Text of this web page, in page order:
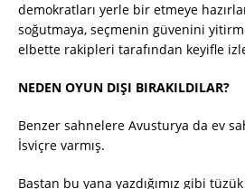
demokratları yerle bir etmeye
soğutmaya, seçmenin güvenini
elbette rakipleri tarafından keyifle
NEDEN OYUN DIŞI BIRAKILDILAR?
Benzer sahnelere Avusturya da ev
İsviçre varmış.
Baştan bu yana yazdığımız gibi